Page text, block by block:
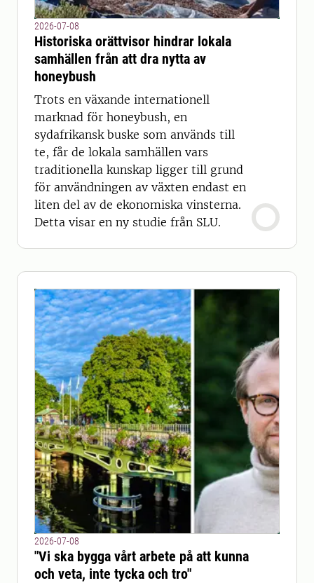
2026-07-08
Historiska orättvisor hindrar lokala
samhällen från att dra nytta av
honeybush
Trots en växande internationell
marknad för honeybush, en
sydafrikansk buske som används till
te, får de lokala samhällen vars
traditionella kunskap ligger till grund
för användningen av växten endast en
liten del av de ekonomiska vinsterna.
Detta visar en ny studie från SLU.
2026-07-08
"Vi ska bygga vårt arbete på att kunna
och veta, inte tycka och tro"